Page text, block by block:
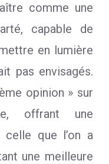
comme une
capable de
en lumière
pas envisagés.
opinion » sur
offrant une
que l’on a
une meilleure